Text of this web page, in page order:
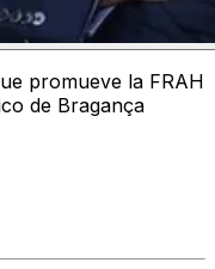
promueve la FRAH
de Bragança